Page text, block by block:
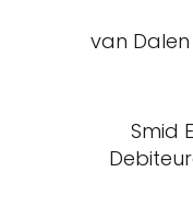
van
Smid